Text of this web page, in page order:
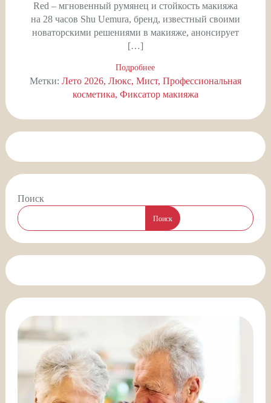
Red – мгновенный румянец и стойкость макияжа
на 28 часов Shu Uemura, бренд, известный своими
новаторскими решениями в макияже, анонсирует
[…]
Подробнее
Метки: Лето 2026 Люкс Мист Профессиональная
косметика Фиксатор макияжа
Поиск
Поиск